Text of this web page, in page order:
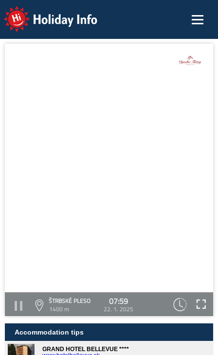
Holiday Info
ŠTRBSKÉ PLESO
1400 m
07:59
22. 1. 2025
Accommodation tips
GRAND HOTEL BELLEVUE ****